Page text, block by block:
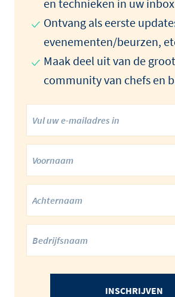
en technieken in uw inbox
Ontvang als eerste
evenementen/beurzen,
Maak deel uit van de
community van chefs en
INSCHRIJVEN